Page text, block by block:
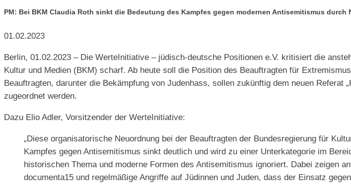
PM: Bei BKM Claudia Roth sinkt die Bedeutung des Kampfes gegen modernen Antisemitismus
01.02.2023
Berlin, 01.02.2023 – Die WerteInitiative – jüdisch-deutsche Positionen e.V. kritisiert die
Kultur und Medien (BKM) scharf. Ab heute soll die Position des Beauftragten für
Beauftragten, darunter die Bekämpfung von Judenhass, sollen zukünftig dem neuen Referat
zugeordnet werden.
Dazu Elio Adler, Vorsitzender der WerteInitiative:
„Diese organisatorische Neuordnung bei der Beauftragten der Bundesregierung für
Kampfes gegen Antisemitismus sinkt deutlich und wird zu einer Unterkategorie im
historischen Thema und moderne Formen des Antisemitismus ignoriert. Dabei zeigen
documenta15 und regelmäßige Angriffe auf Jüdinnen und Juden, dass der Einsatz